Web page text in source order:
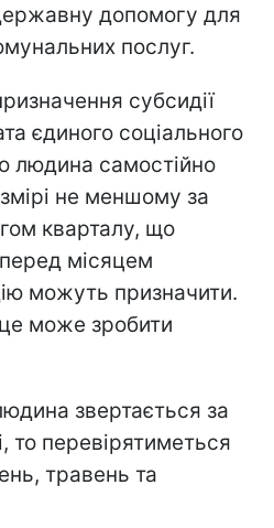
допомогу для
послуг.
субсидії
єдиного соціального
людина самостійно
не меншому за
кварталу, що
місяцем
можуть призначити.
може зробити
звертається за
то перевірятиметься
травень та